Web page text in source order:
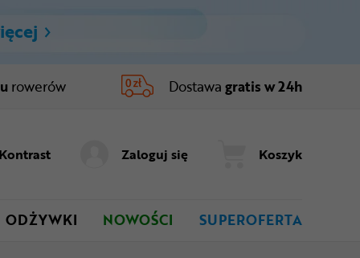
rowerów Dostawa gratis w 24h
Kontrast Zaloguj się Koszyk
ODŻYWKI NOWOŚCI SUPEROFERTA